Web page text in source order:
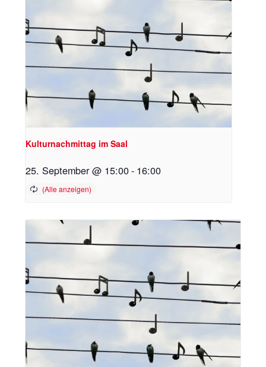
Kulturnachmittag im Saal
25. September @ 15:00- 16:00